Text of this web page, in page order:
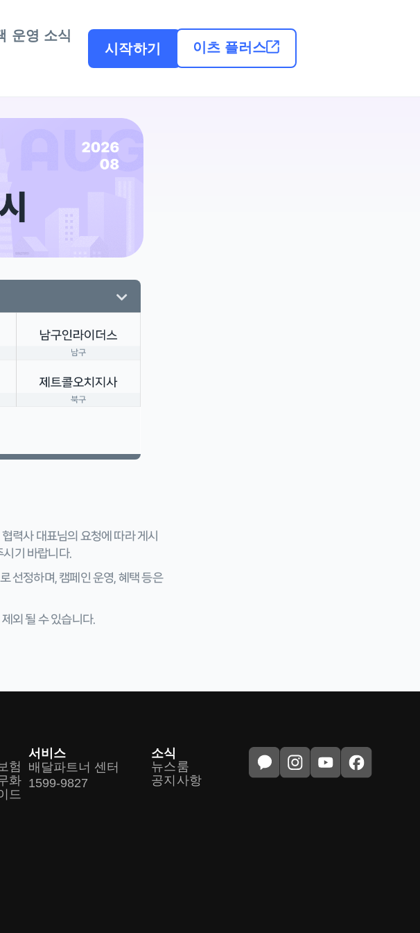
운영 소식
시작하기
이츠 플러스
력사 대표님의 요청에 따라게시
시기 바랍니다.
선정하며, 캠페인 운영, 혜택 등은
외 될 수 있습니다.
험
화
드
서비스
배달파트너 센터
1599-9827
소식
뉴스룸
공지사항